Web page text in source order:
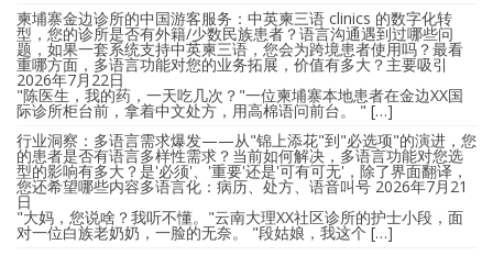
柬埔寨金边诊所的中国游客服务：中英柬三语 clinics 的数字化转
型，您的诊所是否有外籍/少数民族患者？语言沟通遇到过哪些问
题，如果一套系统支持中英柬三语，您会为跨境患者使用吗？最看
重哪方面，多语言功能对您的业务拓展，价值有多大？主要吸引
2026年7月22日
"陈医生，我的药，一天吃几次？"一位柬埔寨本地患者在金边XX国
际诊所柜台前，拿着中文处方，用高棉语问前台。 " […]
行业洞察：多语言需求爆发——从"锦上添花"到"必选项"的演进，您
的患者是否有语言多样性需求？当前如何解决，多语言功能对您选
型的影响有多大？是'必须'、'重要'还是'可有可无'，除了界面翻译，
您还希望哪些内容多语言化：病历、处方、语音叫号 2026年7月21
日
"大妈，您说啥？我听不懂。"云南大理XX社区诊所的护士小段，面
对一位白族老奶奶，一脸的无奈。 "段姑娘，我这个 […]